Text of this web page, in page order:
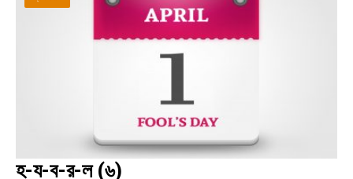
হ-য-ব-র-ল (৬)